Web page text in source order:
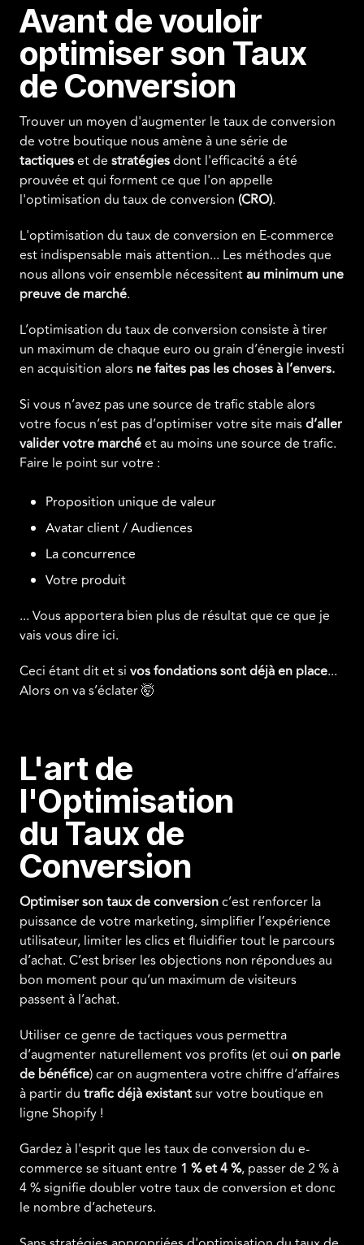
Avant de vouloir
optimiser son Taux
de Conversion
Trouver un moyen d'augmenter le taux de conversion
de votre boutique nous amène à une série de
tactiqueset de stratégiesdont l'efficacité a été
prouvée et qui forment ce que l'on appelle
l'optimisation du taux de conversion (CRO).
L'optimisation du taux de conversion en E-commerce
est indispensable mais attention... Les méthodes que
nous allons voir ensemble nécessitentau minimum une
preuve de marché.
L’optimisation du taux de conversion consiste à tirer
un maximum de chaque euro ou grain d’énergie investi
en acquisition alors ne faites pas les choses à l’envers.
Si vous n’avez pas une source de trafic stable alors
votre focus n’est pas d’optimiser votre site maisd’aller
valider votre marchéet au moins une source de trafic.
Faire le point sur votre :
Proposition unique de valeur
Avatar client / Audiences
La concurrence
Votre produit
... Vous apportera bien plus de résultat que ce que je
vais vous dire ici.
Ceci étant dit et si vos fondations sont déjà en place...
Alors on va s’éclater 🤯
L'art de
l'Optimisation
du Taux de
Conversion
Optimiser son taux de conversionc’est renforcer la
puissance de votre marketing, simplifier l’expérience
utilisateur, limiter les clics et fluidifier tout le parcours
d’achat. C’est briser les objections non répondues au
bon moment pour qu’un maximum de visiteurs
passent à l’achat.
Utiliser ce genre de tactiques vous permettra
d’augmenter naturellement vos profits (et oui on parle
de bénéfice) car on augmentera votre chiffre d’affaires
à partir du trafic déjà existantsur votre boutique en
ligne Shopify !
Gardez à l'esprit que les taux de conversion du e-
commerce se situant entre 1 % et 4 %, passer de 2 % à
4 % signifie doubler votre taux de conversion et donc
le nombre d’acheteurs.